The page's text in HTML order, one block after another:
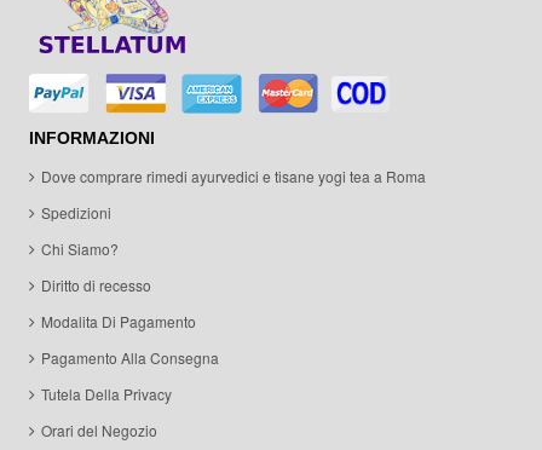
INFORMAZIONI
Dove comprare rimedi ayurvedici e tisane yogi tea a Roma
Spedizioni
Chi Siamo?
Diritto di recesso
Modalita Di Pagamento
Pagamento Alla Consegna
Tutela Della Privacy
Orari del Negozio